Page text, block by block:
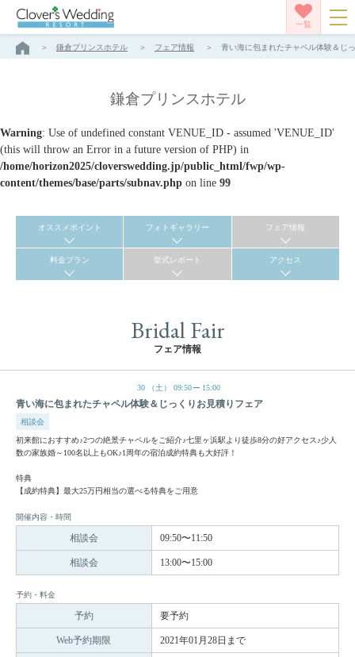
一覧
鎌倉プリンスホテル フェア情報 青い海に包まれたチャペル体験＆じ
鎌倉プリンスホテル
Warning: Use of undefined constant VENUE_ID - assumed 'VENUE_ID'
(this will throw an Error in a future version of PHP) in
/home/horizon2025/cloverswedding.jp/public_html/fwp/wp-
content/themes/base/parts/subnav.php on line 99
オススメポイント フォトギャラリー フェア情報
料金プラン 挙式レポート アクセス
Bridal Fair
フェア情報
30 （土） 09:50 15:00
青い海に包まれたチャペル体験＆じっくりお見積りフェア
相談会
初来館におすすめ♪2つの絶景チャペルをご紹介♪七里ヶ浜駅より徒歩8分の好アクセス♪少人
数の家族婚～100名以上もOK♪1周年の宿泊成約特典も大好評！
特典
【成約特典】最大25万円相当の選べる特典をご用意
開催内容・時間
相談会 09:50〜11:50
相談会 13:00〜15:00
予約・料金
予約 要予約
Web予約期限 2021年01月28日まで